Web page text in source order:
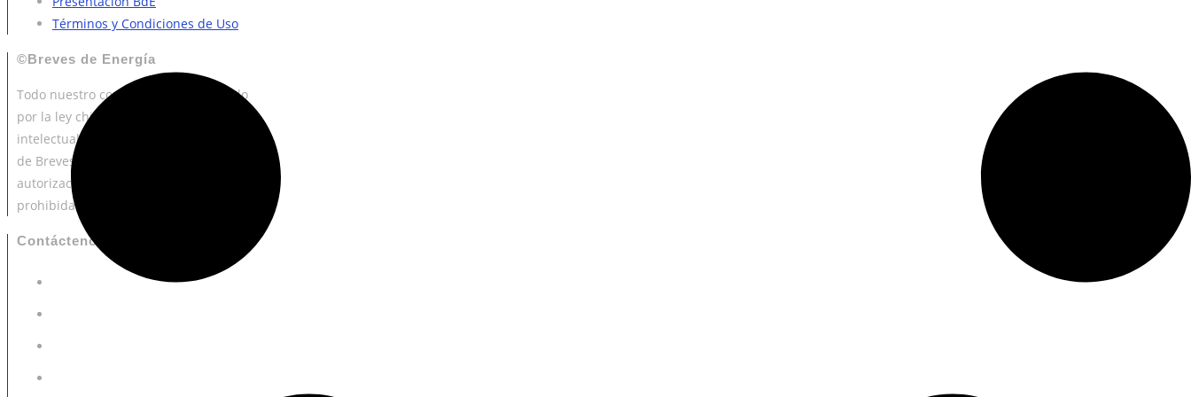
Términos y Condiciones de Uso
©Breves de Energía
Todo nuestro contenido está protegido
por la ley chilena de propiedad
intelectual. Cualquier uso del material
de Breves de Energía sin expresa
autorización está estrictamente
prohibida.
Contáctenos